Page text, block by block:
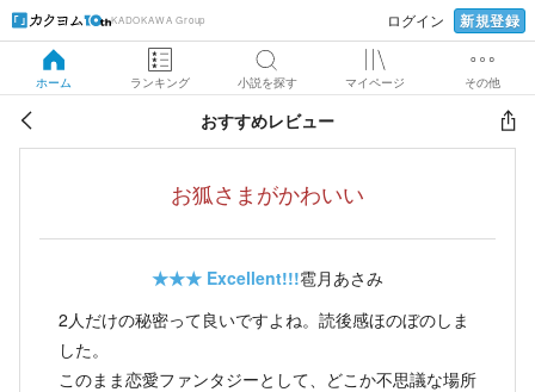
KADOKAWA Group ログイン 新規登録
ホーム ランキング 小説を探す マイページ その他
おすすめレビュー
お狐さまがかわいい
★★★ Excellent!!!雹月あさみ
2人だけの秘密って良いですよね。読後感ほのぼのしま
した。
このまま恋愛ファンタジーとして、どこか不思議な場所